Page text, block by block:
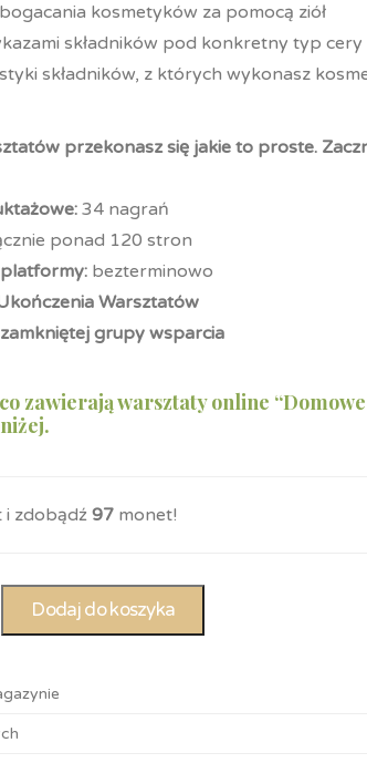
kosmetyków za pomocą ziół
składników pod konkretny typ cery
składników, z których wykonasz
przekonasz się jakie to proste.
34 nagrań
ponad 120 stron
bezterminowo
Warsztatów
grupy wsparcia
zawierają warsztaty online
i zdobądź97 monet!
Dodaj do koszyka